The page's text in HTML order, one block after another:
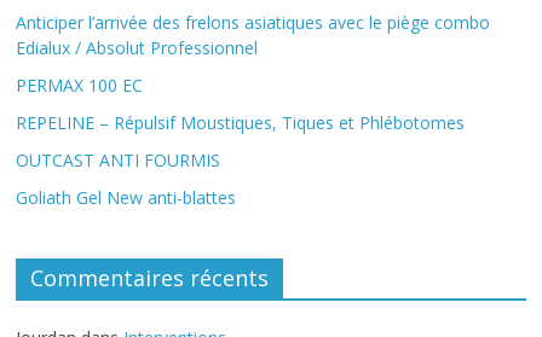
Anticiper l’arrivée des frelons asiatiques avec le piège combo
Edialux / Absolut Professionnel
PERMAX 100 EC
REPELINE – Répulsif Moustiques, Tiques et Phlébotomes
OUTCAST ANTI FOURMIS
Goliath Gel New anti-blattes
Commentaires récents